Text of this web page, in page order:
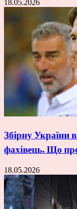
18.05.2026
Збірну України
фахівець. Що
18.05.2026